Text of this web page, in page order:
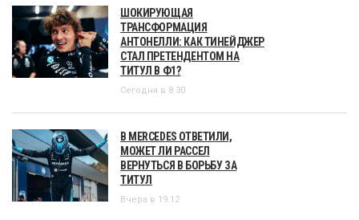
ШОКИРУЮЩАЯ
ТРАНСФОРМАЦИЯ
АНТОНЕЛЛИ: КАК ТИНЕЙДЖЕР
СТАЛ ПРЕТЕНДЕНТОМ НА
ТИТУЛ В Ф1?
Сегодня в 8:30
В MERCEDES ОТВЕТИЛИ,
МОЖЕТ ЛИ РАССЕЛ
ВЕРНУТЬСЯ В БОРЬБУ ЗА
ТИТУЛ
Вчера в 19:12